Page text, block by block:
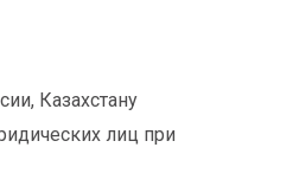
Казахстану
лиц при